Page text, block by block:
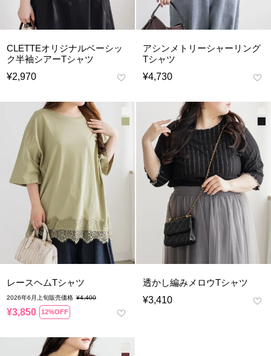
CLETTEオリジナルベーシッ
ク半袖シアーTシャツ
¥2,970
アシンメトリーシャーリング
Tシャツ
¥4,730
レースヘムTシャツ
2026年6月上旬販売価格 ¥4,400
¥3,850 12%OFF
透かし編みメロウTシャツ
¥3,410